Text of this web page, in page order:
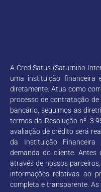
A Cred Satus (Saturnino
uma instituição financeira
diretamente. Atua como
processo de contratação
bancário, seguimos as
termos da Resolução nº.
avaliação de crédito será
da Instituição
demanda do cliente. Antes
através de nossos
informações relativas ao
completa e transparente.